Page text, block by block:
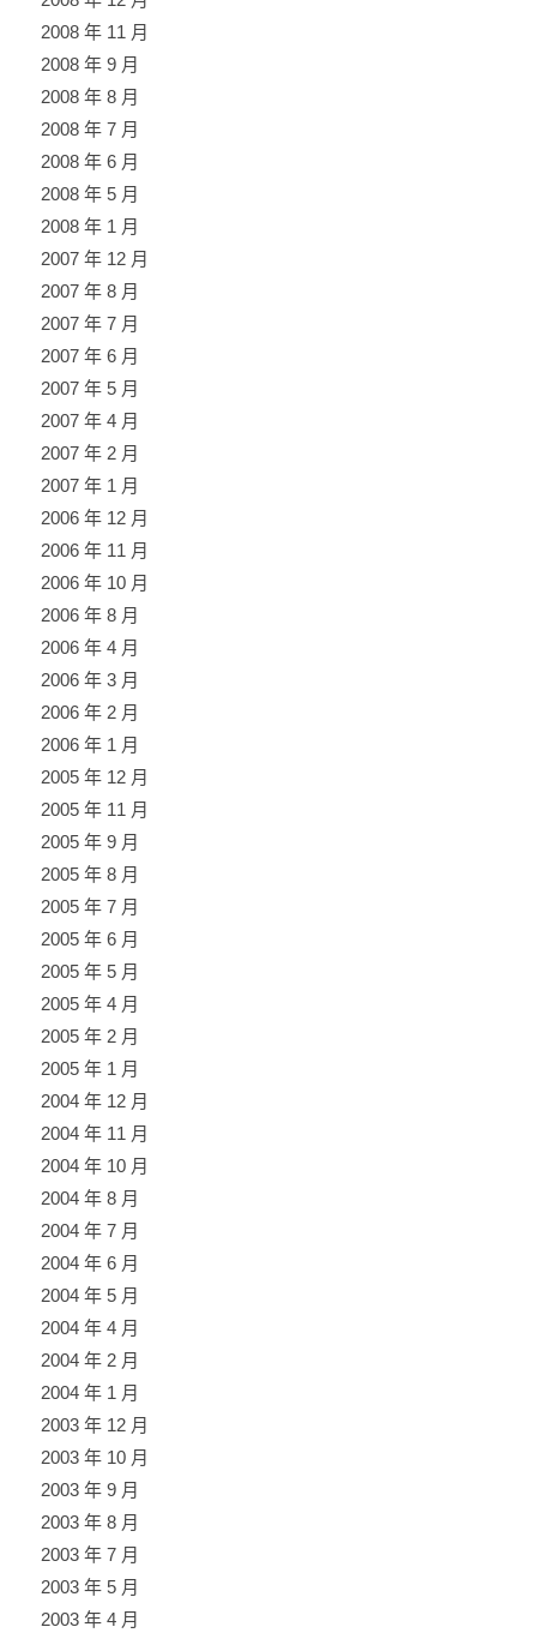
2008 年 11 月
2008 年 9 月
2008 年 8 月
2008 年 7 月
2008 年 6 月
2008 年 5 月
2008 年 1 月
2007 年 12 月
2007 年 8 月
2007 年 7 月
2007 年 6 月
2007 年 5 月
2007 年 4 月
2007 年 2 月
2007 年 1 月
2006 年 12 月
2006 年 11 月
2006 年 10 月
2006 年 8 月
2006 年 4 月
2006 年 3 月
2006 年 2 月
2006 年 1 月
2005 年 12 月
2005 年 11 月
2005 年 9 月
2005 年 8 月
2005 年 7 月
2005 年 6 月
2005 年 5 月
2005 年 4 月
2005 年 2 月
2005 年 1 月
2004 年 12 月
2004 年 11 月
2004 年 10 月
2004 年 8 月
2004 年 7 月
2004 年 6 月
2004 年 5 月
2004 年 4 月
2004 年 2 月
2004 年 1 月
2003 年 12 月
2003 年 10 月
2003 年 9 月
2003 年 8 月
2003 年 7 月
2003 年 5 月
2003 年 4 月